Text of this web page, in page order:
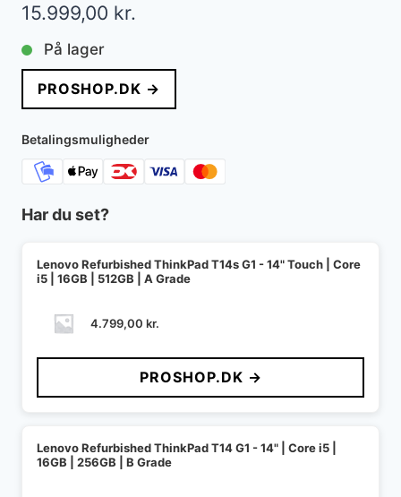
15.999,00 kr.
På lager
PROSHOP.DK →
Betalingsmuligheder
Har du set?
Lenovo Refurbished ThinkPad T14s G1 - 14" Touch | Core
i5 | 16GB | 512GB | A Grade
4.799,00 kr.
PROSHOP.DK →
Lenovo Refurbished ThinkPad T14 G1 - 14" | Core i5 |
16GB | 256GB | B Grade